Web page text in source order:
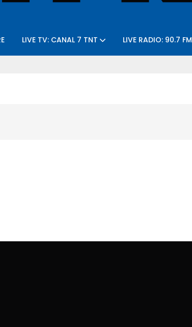
LIVE TV: CANAL 7 TNT LIVE RADIO: 90.7 FM